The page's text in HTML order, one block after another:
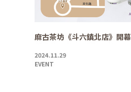
麻古茶坊《斗六鎮北店》開幕
2024.11.29
EVENT